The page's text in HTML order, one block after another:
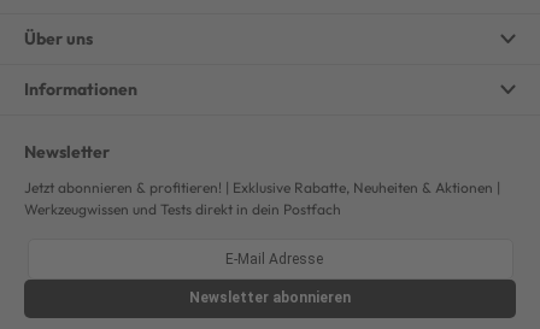
Über uns
Informationen
Newsletter
Jetzt abonnieren & profitieren! | Exklusive Rabatte, Neuheiten & Aktionen |
Werkzeugwissen und Tests direkt in dein Postfach
Newsletter abonnieren